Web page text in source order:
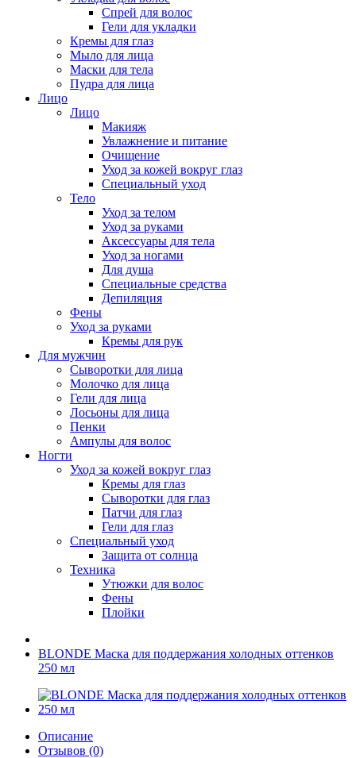
Спрей для волос
Гели для укладки
Кремы для глаз
Мыло для лица
Маски для тела
Пудра для лица
Лицо
Лицо
Макияж
Увлажнение и питание
Очищение
Уход за кожей вокруг глаз
Специальный уход
Тело
Уход за телом
Уход за руками
Аксессуары для тела
Уход за ногами
Для душа
Специальные средства
Депиляция
Фены
Уход за руками
Кремы для рук
Для мужчин
Сыворотки для лица
Молочко для лица
Гели для лица
Лосьоны для лица
Пенки
Ампулы для волос
Ногти
Уход за кожей вокруг глаз
Кремы для глаз
Сыворотки для глаз
Патчи для глаз
Гели для глаз
Специальный уход
Защита от солнца
Техника
Утюжки для волос
Фены
Плойки
BLONDE Маска для поддержания холодных оттенков
250 мл
Описание
Отзывов (0)